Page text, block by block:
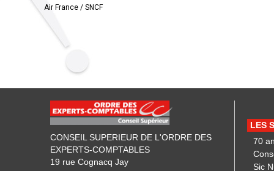
Air France / SNCF
CONSEIL SUPERIEUR DE L'ORDRE DES
EXPERTS-COMPTABLES
19 rue Cognacq Jay
LES
70
Sic